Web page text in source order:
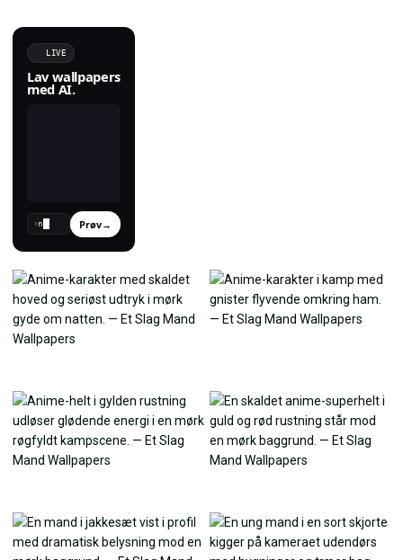
LIVE
Lav wallpapers
med AI.
› Prøv